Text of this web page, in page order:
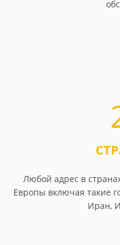
Любой адрес в
Европы включая такие
Иран,